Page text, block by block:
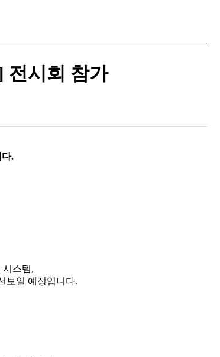
전시회 참가
.
시스템,
보일 예정입니다.